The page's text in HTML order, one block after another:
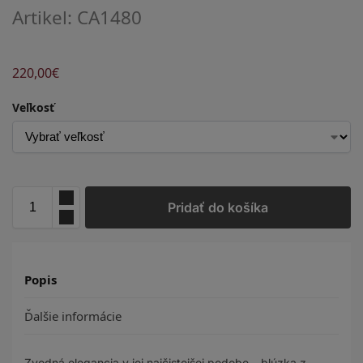
Artikel: CA1480
220,00€
Veľkosť
Pridať do košíka
Popis
Ďalšie informácie